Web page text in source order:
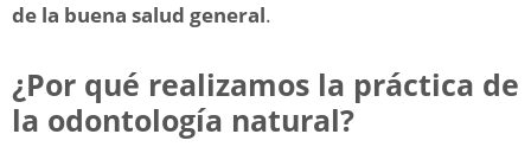
de la buena salud general.
¿Por qué realizamos la práctica de
la odontología natural?